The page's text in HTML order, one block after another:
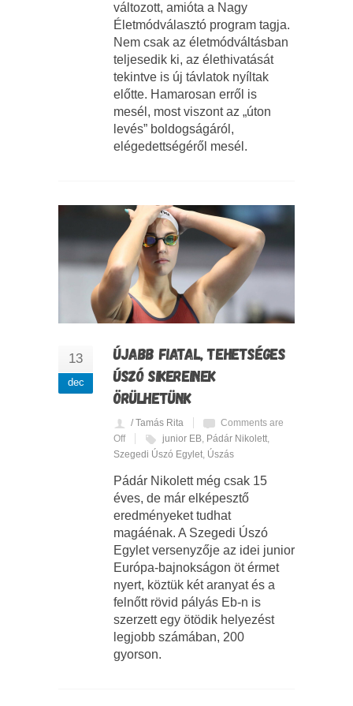
változott, amióta a Nagy
Életmódválasztó program tagja.
Nem csak az életmódváltásban
teljesedik ki, az élethivatását
tekintve is új távlatok nyíltak
előtte. Hamarosan erről is
mesél, most viszont az „úton
levés” boldogságáról,
elégedettségéről mesél.
13
dec
ÚJABB FIATAL, TEHETSÉGES
ÚSZÓ SIKEREINEK
ÖRÜLHETÜNK
/ Tamás Rita
Comments are
Off
junior EB, Pádár Nikolett,
Szegedi Úszó Egylet, Úszás
Pádár Nikolett még csak 15
éves, de már elképesztő
eredményeket tudhat
magáénak. A Szegedi Úszó
Egylet versenyzője az idei junior
Európa-bajnokságon öt érmet
nyert, köztük két aranyat és a
felnőtt rövid pályás Eb-n is
szerzett egy ötödik helyezést
legjobb számában, 200
gyorson.